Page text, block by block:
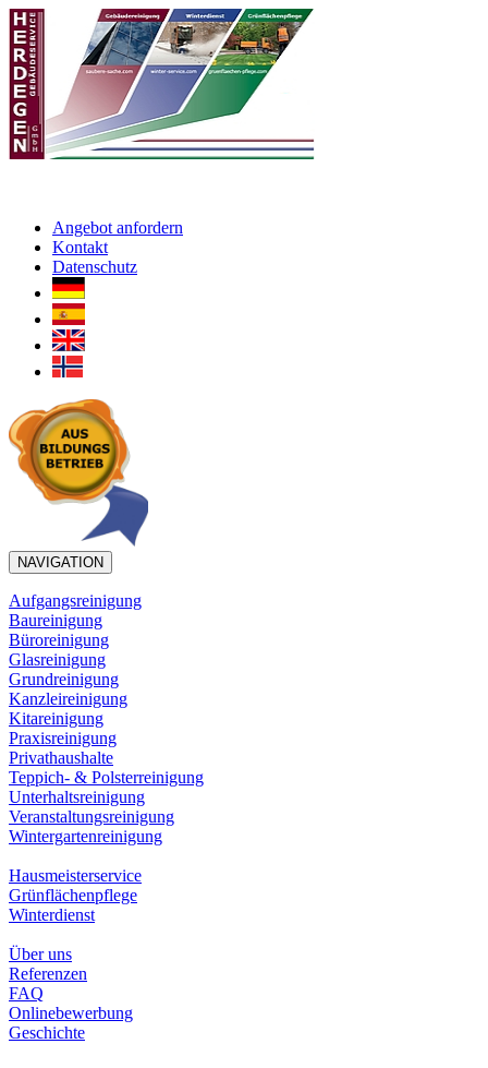
Angebot anfordern
Kontakt
Datenschutz
NAVIGATION
Aufgangsreinigung
Baureinigung
Büroreinigung
Glasreinigung
Grundreinigung
Kanzleireinigung
Kitareinigung
Praxisreinigung
Privathaushalte
Teppich- & Polsterreinigung
Unterhaltsreinigung
Veranstaltungsreinigung
Wintergartenreinigung
Hausmeisterservice
Grünflächenpflege
Winterdienst
Über uns
Referenzen
FAQ
Onlinebewerbung
Geschichte